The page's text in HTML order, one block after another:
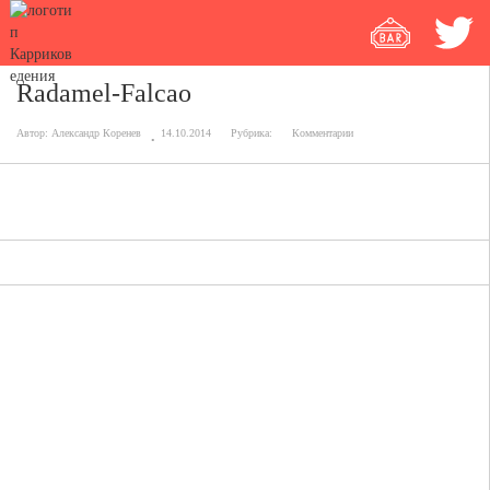
Radamel-Falcao
Автор: Александр Коренев 14.10.2014 Рубрика: Комментарии